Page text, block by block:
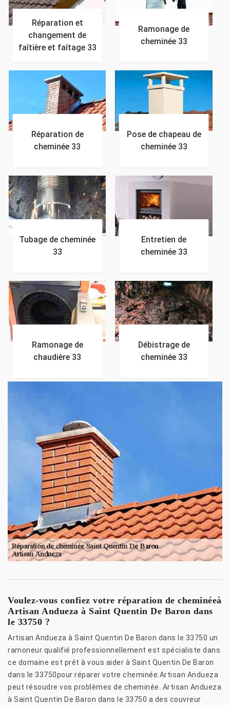
Réparation et
changement de
faîtière et faîtage 33
Ramonage de
cheminée 33
Réparation de
cheminée 33
Pose de chapeau de
cheminée 33
Tubage de cheminée
33
Entretien de
cheminée 33
Ramonage de
chaudière 33
Débistrage de
cheminée 33
Voulez-vous confiez votre réparation de cheminéeà
Artisan Andueza à Saint Quentin De Baron dans
le 33750 ?
Artisan Andueza à Saint Quentin De Baron dans le 33750 un
ramoneur qualifié professionnellement est spécialiste dans
ce domaine est prêt à vous aider à Saint Quentin De Baron
dans le 33750pour réparer votre cheminée.Artisan Andueza
peut résoudre vos problèmes de cheminée. Artisan Andueza
à Saint Quentin De Baron dans le 33750 a des couvreur